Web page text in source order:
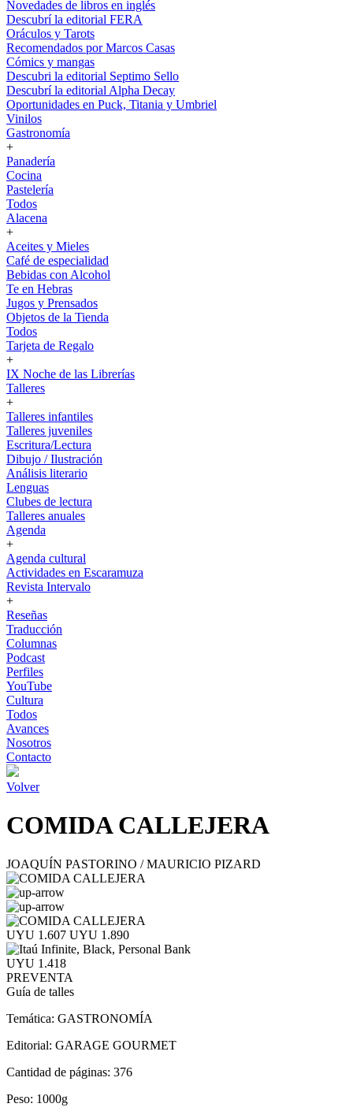
Novedades de libros en inglés
Descubrí la editorial FERA
Oráculos y Tarots
Recomendados por Marcos Casas
Cómics y mangas
Descubri la editorial Septimo Sello
Descubrí la editorial Alpha Decay
Oportunidades en Puck, Titania y Umbriel
Vinilos
Gastronomía
+
Panadería
Cocina
Pastelería
Todos
Alacena
+
Aceites y Mieles
Café de especialidad
Bebidas con Alcohol
Te en Hebras
Jugos y Prensados
Objetos de la Tienda
Todos
Tarjeta de Regalo
+
IX Noche de las Librerías
Talleres
+
Talleres infantiles
Talleres juveniles
Escritura/Lectura
Dibujo / Ilustración
Análisis literario
Lenguas
Clubes de lectura
Talleres anuales
Agenda
+
Agenda cultural
Actividades en Escaramuza
Revista Intervalo
+
Reseñas
Traducción
Columnas
Podcast
Perfiles
YouTube
Cultura
Todos
Avances
Nosotros
Contacto
Volver
COMIDA CALLEJERA
JOAQUÍN PASTORINO / MAURICIO PIZARD
UYU 1.607 UYU 1.890
UYU 1.418
PREVENTA
Guía de talles
Temática: GASTRONOMÍA
Editorial: GARAGE GOURMET
Cantidad de páginas: 376
Peso: 1000g